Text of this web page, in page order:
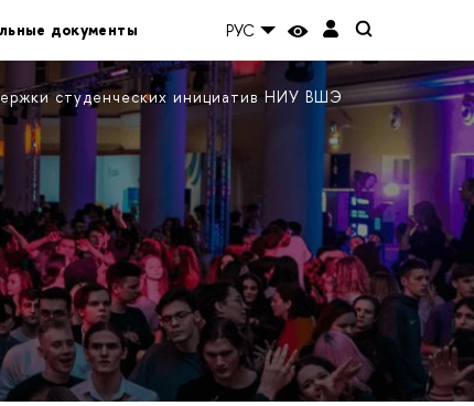
документы РУС
студенческих инициатив НИУ ВШЭ